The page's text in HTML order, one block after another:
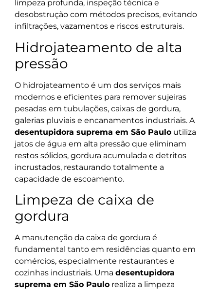
limpeza profunda, inspeção técnica e
desobstrução com métodos precisos, evitando
infiltrações, vazamentos e riscos estruturais.
Hidrojateamento de alta
pressão
O hidrojateamento é um dos serviços mais
modernos e eficientes para remover sujeiras
pesadas em tubulações, caixas de gordura,
galerias pluviais e encanamentos industriais. A
desentupidora suprema em São Paulo utiliza
jatos de água em alta pressão que eliminam
restos sólidos, gordura acumulada e detritos
incrustados, restaurando totalmente a
capacidade de escoamento.
Limpeza de caixa de
gordura
A manutenção da caixa de gordura é
fundamental tanto em residências quanto em
comércios, especialmente restaurantes e
cozinhas industriais. Uma desentupidora
suprema em São Paulo realiza a limpeza